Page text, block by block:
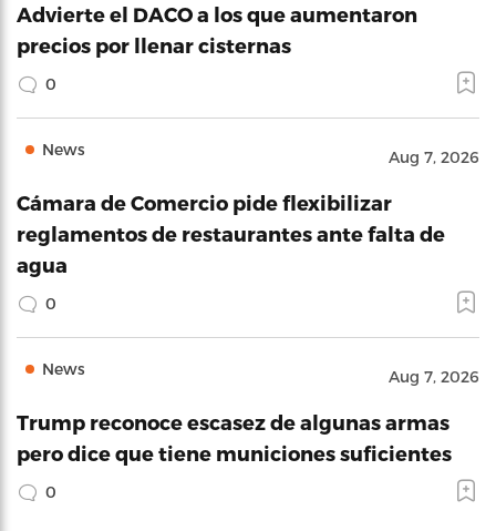
Advierte el DACO a los que aumentaron
precios por llenar cisternas
0
News Aug 7, 2026
Cámara de Comercio pide flexibilizar
reglamentos de restaurantes ante falta de
agua
0
News Aug 7, 2026
Trump reconoce escasez de algunas armas
pero dice que tiene municiones suficientes
0